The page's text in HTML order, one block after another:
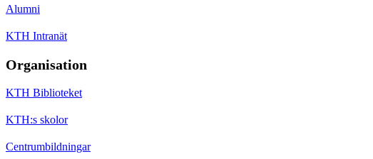
Alumni
KTH Intranät
Organisation
KTH Biblioteket
KTH:s skolor
Centrumbildningar